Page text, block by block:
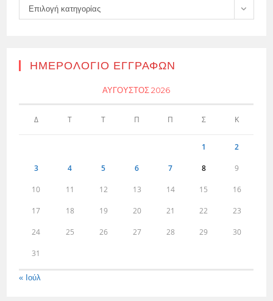
Kατηγορίες
Επιλογή κατηγορίας
ΗΜΕΡΟΛΌΓΙΟ ΕΓΓΡΑΦΏΝ
ΑΎΓΟΥΣΤΟΣ 2026
Δ Τ Τ Π Π Σ Κ
1 2
3 4 5 6 7 8 9
10 11 12 13 14 15 16
17 18 19 20 21 22 23
24 25 26 27 28 29 30
31
« Ιούλ